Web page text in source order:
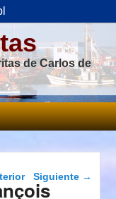
de Carlos de
Navegación de
entradas
Siguiente →